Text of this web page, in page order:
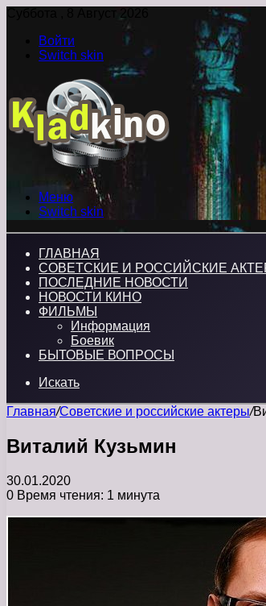
Суббота , 8 Август 2026
Войти
Switch skin
Меню
Switch skin
ГЛАВНАЯ
СОВЕТСКИЕ И РОССИЙСКИЕ
ПОСЛЕДНИЕ НОВОСТИ
НОВОСТИ КИНО
ФИЛЬМЫ
Информация
Боевик
БЫТОВЫЕ ВОПРОСЫ
Искать
Главная/Советские и российские актеры/
Виталий Кузьмин
30.01.2020
0 Время чтения: 1 минута